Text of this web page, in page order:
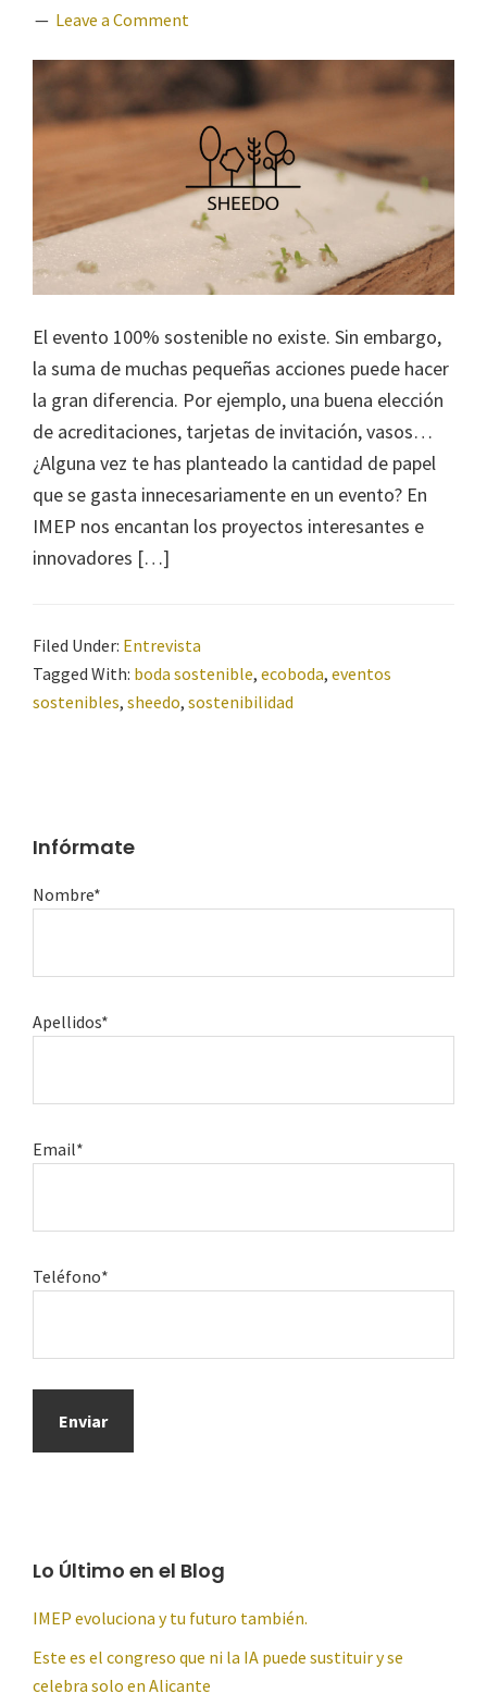
Leave a Comment
El evento 100% sostenible no existe. Sin embargo,
la suma de muchas pequeñas acciones puede hacer
la gran diferencia. Por ejemplo, una buena elección
de acreditaciones, tarjetas de invitación, vasos…
¿Alguna vez te has planteado la cantidad de papel
que se gasta innecesariamente en un evento? En
IMEP nos encantan los proyectos interesantes e
innovadores […]
Filed Under: Entrevista
Tagged With: boda sostenible, ecoboda, eventos
sostenibles, sheedo, sostenibilidad
Infórmate
Nombre*
Apellidos*
Email*
Teléfono*
Lo Último en el Blog
IMEP evoluciona y tu futuro también.
Este es el congreso que ni la IA puede sustituir y se
celebra solo en Alicante